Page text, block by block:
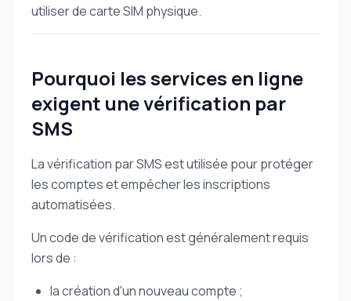
utiliser de carte SIM physique.
Pourquoi les services en ligne
exigent une vérification par
SMS
La vérification par SMS est utilisée pour protéger
les comptes et empêcher les inscriptions
automatisées.
Un code de vérification est généralement requis
lors de :
la création d'un nouveau compte ;